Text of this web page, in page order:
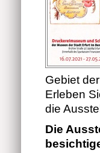
Gebiet
Erleben
die
Die